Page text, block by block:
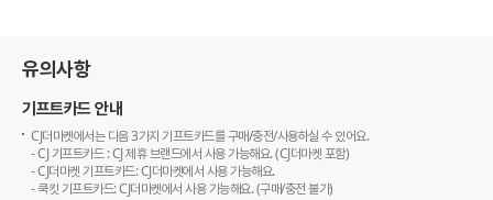
유의사항
기프트카드 안내
CJ더마켓에서는 다음 3가지 기프트카드를 구매/충전/사용하실 수 있어요.
- CJ 기프트카드 : CJ 제휴 브랜드에서 사용 가능해요. (CJ더마켓 포함)
- CJ더마켓 기프트카드: CJ더마켓에서 사용 가능해요.
- 쿡킷 기프트카드: CJ더마켓에서 사용 가능해요. (구매/충전 불가)